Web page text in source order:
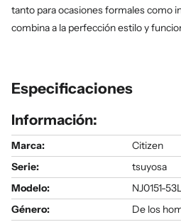
tanto para ocasiones formales como
combina a la perfección estilo y
Especificaciones
Información:
Marca:
Citizen
Serie:
tsuyosa
Modelo:
NJ0151-
Género:
De los